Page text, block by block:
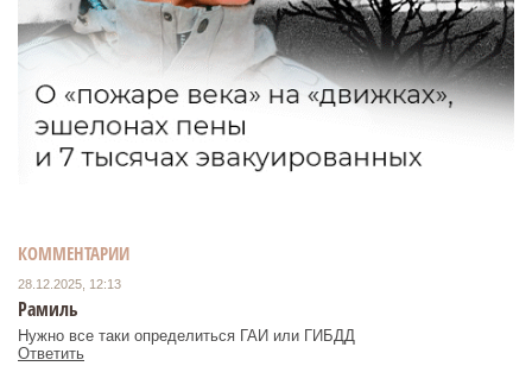
КОММЕНТАРИИ
28.12.2025, 12:13
Рамиль
Нужно все таки определиться ГАИ или ГИБДД
Ответить